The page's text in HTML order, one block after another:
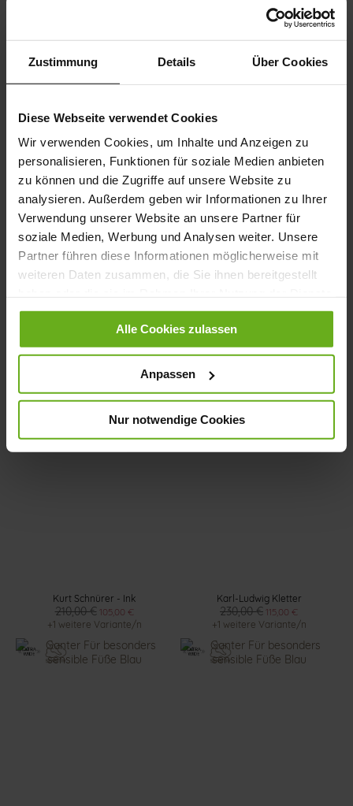
Zustimmung Details Über Cookies
Diese Webseite verwendet Cookies
Wir verwenden Cookies, um Inhalte und Anzeigen zu
personalisieren, Funktionen für soziale Medien anbieten
zu können und die Zugriffe auf unsere Website zu
analysieren. Außerdem geben wir Informationen zu Ihrer
Verwendung unserer Website an unsere Partner für
soziale Medien, Werbung und Analysen weiter. Unsere
Partner führen diese Informationen möglicherweise mit
weiteren Daten zusammen, die Sie ihnen bereitgestellt
gesammelt haben.
Alle Cookies zulassen
Anpassen
Nur notwendige Cookies
Karl-Ludwig Schnürer - Schwarz
230,00 € 115,00 € 230,00 € 115,00 €
+1 weitere Variante/n
210,00 € 105,00 €
210,00 € 105,00 €
Kurt Schnürer - Ink
210,00 € 105,00 €
+1 weitere Variante/n
Karl-Ludwig Kletter
230,00 € 115,00 €
+1 weitere Variante/n